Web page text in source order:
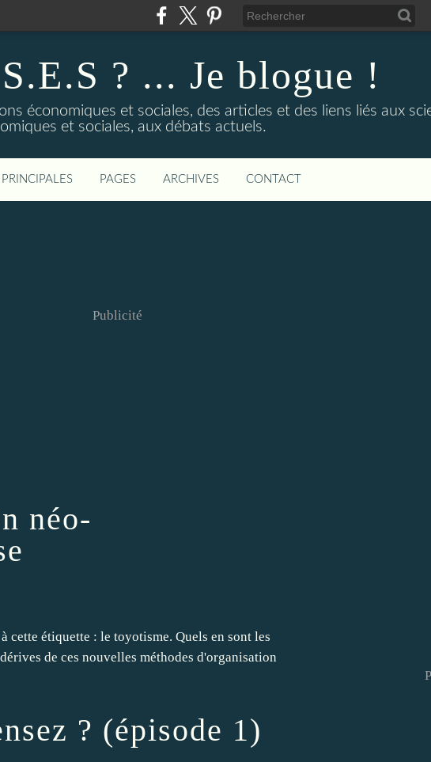
? ... Je blogue !
économiques et sociales, des articles et des liens liés aux
et sociales, aux débats actuels.
PAGES ARCHIVES CONTACT
Publicité
néo-
cette étiquette : le toyotisme. Quels en sont les
de ces nouvelles méthodes d'organisation
? (épisode 1)